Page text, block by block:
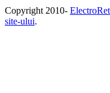
Copyright 2010-
site-ului.